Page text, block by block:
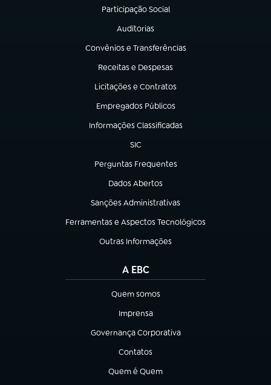
Participação Social
(abre em nova aba)
Auditorias
(abre em nova aba)
Convênios e Transferências
(abre em nova aba)
Receitas e Despesas
(abre em nova aba)
Licitações e Contratos
(abre em nova aba)
Empregados Públicos
(abre em nova aba)
Informações Classificadas
(abre em nova aba)
SIC
(abre em nova aba)
Perguntas Frequentes
(abre em nova aba)
Dados Abertos
(abre em nova aba)
Sanções Administrativas
(abre em nova aba)
Ferramentas e Aspectos Tecnológicos
(abre em nova aba)
Outras Informações
(abre em nova aba)
A EBC
Quem somos
(abre em nova aba)
Imprensa
(abre em nova aba)
Governança Corporativa
(abre em nova aba)
Contatos
(abre em nova aba)
Quem é Quem
(abre em nova aba)